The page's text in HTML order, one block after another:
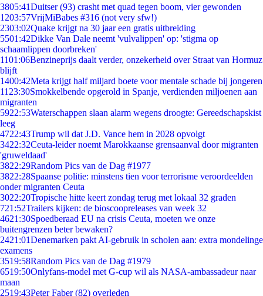
3805:41Duitser (93) crasht met quad tegen boom, vier gewonden
1203:57VrijMiBabes #316 (not very sfw!)
2303:02Quake krijgt na 30 jaar een gratis uitbreiding
5501:42Dikke Van Dale neemt 'vulvalippen' op: 'stigma op
schaamlippen doorbreken'
1101:06Benzineprijs daalt verder, onzekerheid over Straat van Hormuz
blijft
1400:42Meta krijgt half miljard boete voor mentale schade bij jongeren
11 23:30Smokkelbende opgerold in Spanje, verdienden miljoenen aan
migranten
5922:53Waterschappen slaan alarm wegens droogte: Gereedschapskist
leeg
4722:43Trump wil dat J.D. Vance hem in 2028 opvolgt
3422:32Ceuta-leider noemt Marokkaanse grensaanval door migranten
'gruweldaad'
3822:29Random Pics van de Dag #1977
3822:28Spaanse politie: minstens tien voor terrorisme veroordeelden
onder migranten Ceuta
3022:20Tropische hitte keert zondag terug met lokaal 32 graden
721:52Trailers kijken: de bioscoopreleases van week 32
4621:30Spoedberaad EU na crisis Ceuta, moeten we onze
buitengrenzen beter bewaken?
2421:01Denemarken pakt AI-gebruik in scholen aan: extra mondelinge
examens
3519:58Random Pics van de Dag #1979
6519:50Onlyfans-model met G-cup wil als NASA-ambassadeur naar
maan
2519:43Peter Faber (82) overleden